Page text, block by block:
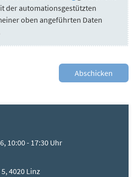
der automationsgestützten
oben angeführten Daten
10:00 - 17:30 Uhr
4020 Linz